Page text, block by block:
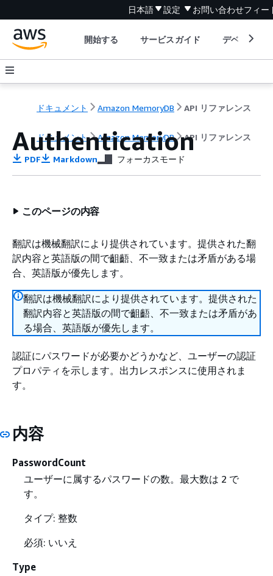
日本語 設定 お問い合わせフィー
開始する サービスガイド デベロッパ
ドキュメント Amazon MemoryDB API リファレンス
ドキュメント Amazon MemoryDB API リファレンス
Authentication
PDF Markdown フォーカスモード
このページの内容
翻訳は機械翻訳により提供されています。提供された翻
訳内容と英語版の間で齟齬、不一致または矛盾がある場
合、英語版が優先します。
翻訳は機械翻訳により提供されています。提供された
翻訳内容と英語版の間で齟齬、不一致または矛盾があ
る場合、英語版が優先します。
認証にパスワードが必要かどうかなど、ユーザーの認証
プロパティを示します。出力レスポンスに使用されま
す。
内容
PasswordCount
ユーザーに属するパスワードの数。最大数は 2 で
す。
タイプ: 整数
必須: いいえ
Type